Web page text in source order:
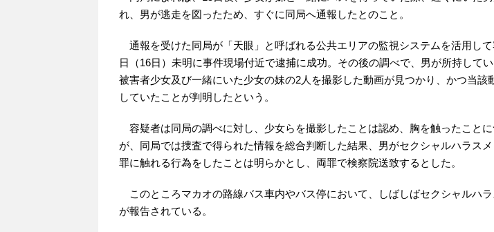
れ、男が逃走を図ったため、すぐに同局へ通報したとのこと。
通報を受けた同局が「天眼」と呼ばれる公共エリアの監視システムを活用し
日（16日）未明に事件現場付近で逮捕に成功。その後の調べで、男が所持して
被害者少女及び一緒にいた少女の妹の2人を撮影した動画が見つかり、かつ当該
していたことが判明したという。
容疑者は同局の調べに対し、少女らを撮影したことは認め、胸を触ったこと
が、同局では捜査で得られた情報を総合判断した結果、男がセクシャルハラス
罪に触れる行為をしたことは明らかとし、両罪で検察院送致するとした。
このところマカオの路線バス車内やバス停において、しばしばセクシャルハ
が報告されている。